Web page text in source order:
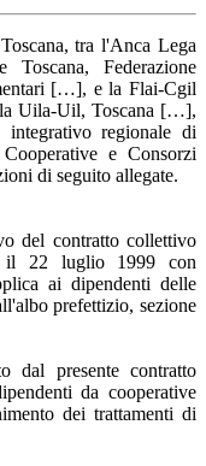
tra l'Anca Lega
Federazione
[…], e la Flai-Cgil
Uila-Uil, Toscana […],
regionale di
e Consorzi
di seguito allegate.
del contratto collettivo
il 22 luglio 1999 con
ai dipendenti delle
prefettizio, sezione
dal presente contratto
da cooperative
dei trattamenti di